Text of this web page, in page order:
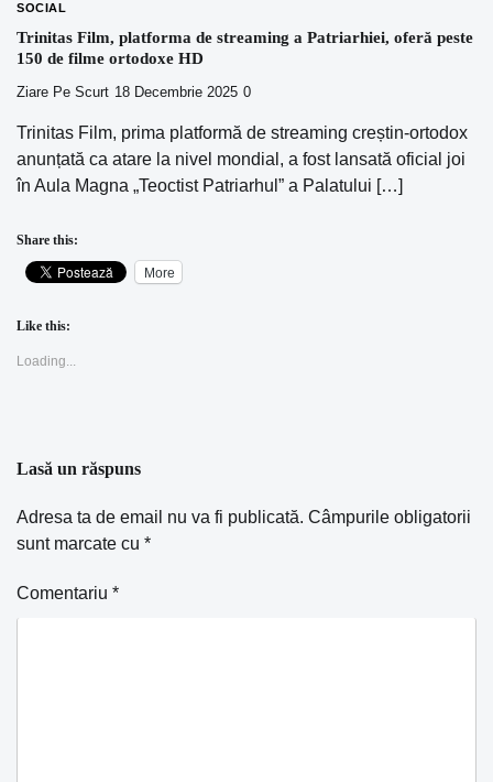
SOCIAL
Trinitas Film, platforma de streaming a Patriarhiei, oferă peste
150 de filme ortodoxe HD
Ziare Pe Scurt 18 Decembrie 2025 0
Trinitas Film, prima platformă de streaming creștin-ortodox
anunțată ca atare la nivel mondial, a fost lansată oficial joi
în Aula Magna „Teoctist Patriarhul” a Palatului […]
Share this:
More
Like this:
Loading...
Lasă un răspuns
Adresa ta de email nu va fi publicată. Câmpurile obligatorii
sunt marcate cu *
Comentariu *